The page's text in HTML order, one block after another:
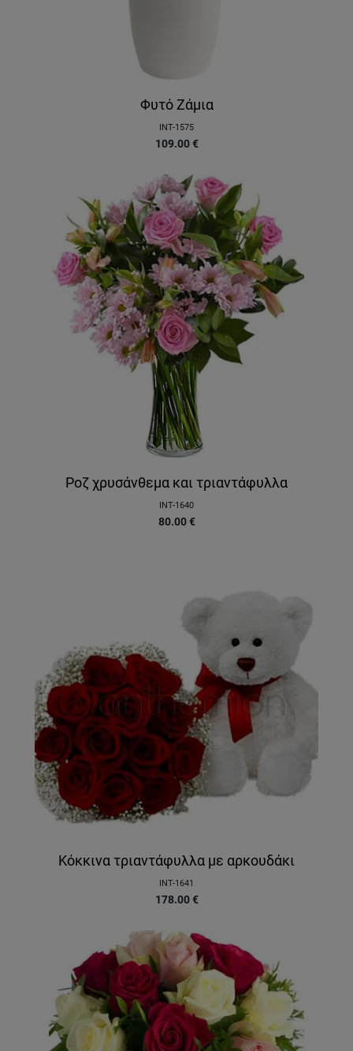
Φυτό Ζάμια
INT-1575
109.00 €
Ροζ χρυσάνθεμα και τριαντάφυλλα
INT-1640
80.00 €
Κόκκινα τριαντάφυλλα με αρκουδάκι
INT-1641
178.00 €